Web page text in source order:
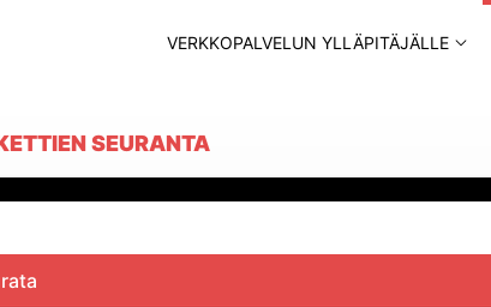
VERKKOPALVELUN YLLÄPITÄJÄLLE
SEURANTA